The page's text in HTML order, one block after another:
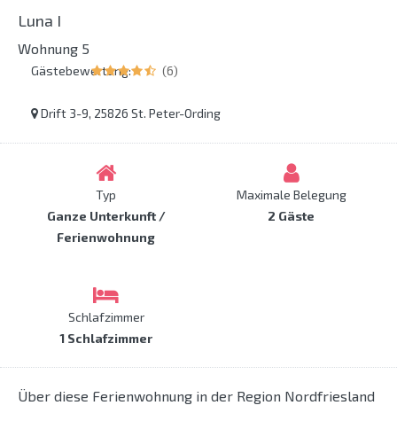
Luna I
Wohnung 5
Gästebewertung: (6)
Drift 3-9, 25826 St. Peter-Ording
Typ
Ganze Unterkunft /
Ferienwohnung
Maximale Belegung
2 Gäste
Schlafzimmer
1 Schlafzimmer
Über diese Ferienwohnung in der Region Nordfriesland